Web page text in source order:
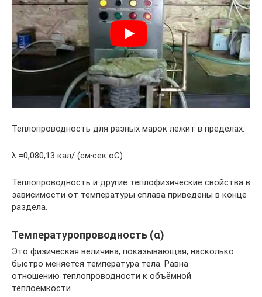
Теплопроводность для разных марок лежит в пределах:
λ =0,080,13 кал/ (см·сек оС)
Теплопроводность и другие теплофизические свойства в
зависимости от температуры сплава приведены в конце
раздела.
Температуропроводность (α)
Это физическая величина, показывающая, насколько
быстро меняется температура тела. Равна
отношению теплопроводности к объёмной
теплоёмкости.